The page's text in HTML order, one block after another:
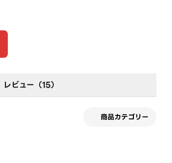
レビュー（15）
商品カテゴリー